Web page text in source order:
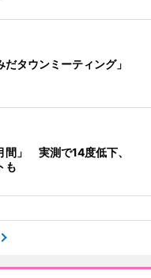
だタウンミーティング」
間」 実測で14度低下、
も